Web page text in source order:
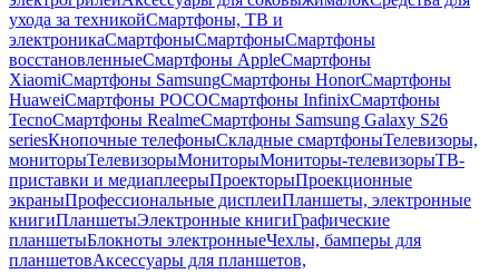
ухода за техникойСмартфоны, ТВ и
электроникаСмартфоныСмартфоныСмартфоны
восстановленныеСмартфоны AppleСмартфоны
XiaomiСмартфоны SamsungСмартфоны HonorСмартфоны
HuaweiСмартфоны POCOСмартфоны InfinixСмартфоны
TecnoСмартфоны RealmeСмартфоны Samsung Galaxy S26
seriesКнопочные телефоныСкладные смартфоныТелевизоры,
мониторыТелевизорыМониторыМониторы-телевизорыТВ-
приставки и медиаплеерыПроекторыПроекционные
экраныПрофессиональные дисплеиПланшеты, электронные
книгиПланшетыЭлектронные книгиГрафические
планшетыБлокноты электронныеЧехлы, бамперы для
планшетовАксессуары для планшетов,